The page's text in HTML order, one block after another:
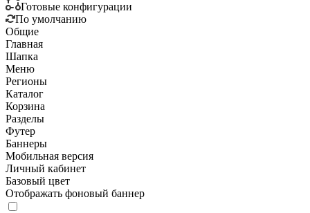
Готовые конфигурации
По умолчанию
Общие
Главная
Шапка
Меню
Регионы
Каталог
Корзина
Разделы
Футер
Баннеры
Мобильная версия
Личный кабинет
Базовый цвет
Отображать фоновый баннер